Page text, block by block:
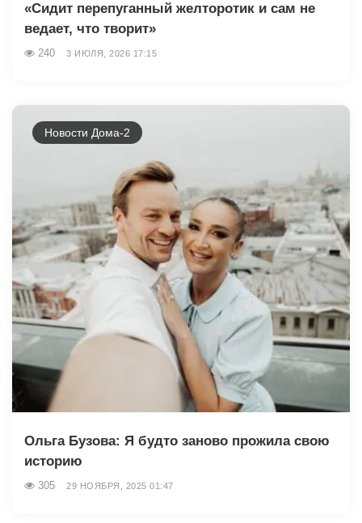
«Сидит перепуганный желторотик и сам не
ведает, что творит»
240 3 ИЮЛЯ, 2026 17:15
Новости Дома-2
Ольга Бузова: Я будто заново прожила свою
историю
305 29 НОЯБРЯ, 2025 01:47